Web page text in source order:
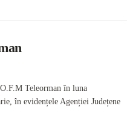
Teleorman în luna
în evidențele Agenției Județene